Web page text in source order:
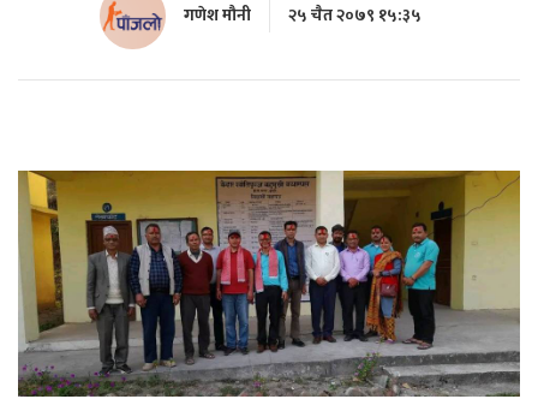
गणेश मौनी २५ चैत २०७९ १५:३५